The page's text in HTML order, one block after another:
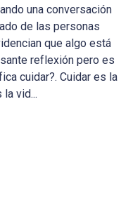
una conversación
de las personas
que algo está
reflexión pero es
cuidar?. Cuidar es la
vid...